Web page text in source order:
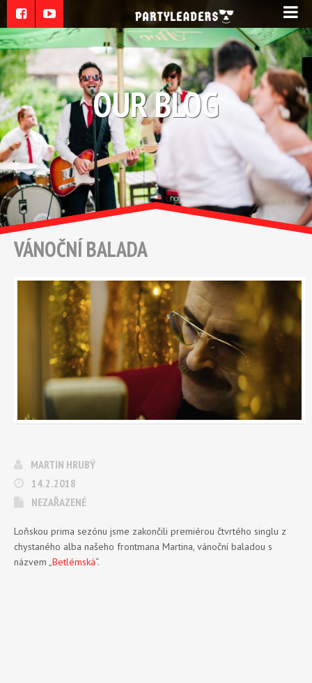
OUR BLOG
VÁNOČNÍ BALADA
MARTIN HRUBÝ
14.2.2018
NEZAŘAZENÉ
Loňskou prima sezónu jsme zakončili premiérou čtvrtého singlu z
chystaného alba našeho frontmana Martina, vánoční baladou s
názvem „Betlémská“.